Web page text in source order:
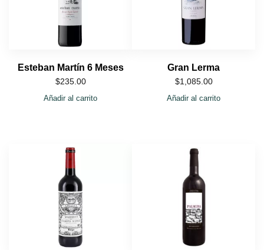
Esteban Martín 6 Meses
$235.00
Añadir al carrito
Gran Lerma
$1,085.00
Añadir al carrito